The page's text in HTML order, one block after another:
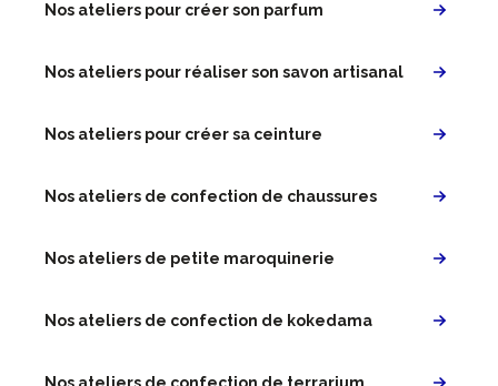
Nos ateliers pour créer son parfum
Nos ateliers pour réaliser son savon artisanal
Nos ateliers pour créer sa ceinture
Nos ateliers de confection de chaussures
Nos ateliers de petite maroquinerie
Nos ateliers de confection de kokedama